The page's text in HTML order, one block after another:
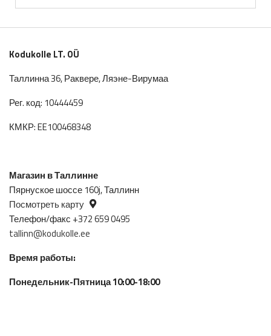
Kodukolle LT. OÜ
Таллинна 36, Раквере, Ляэне-Вирумаа
Рег. код: 10444459
КМКР: EE100468348
Магазин в Таллинне
Пярнуское шоссе 160j, Таллинн
Посмотреть карту
Телефон/факс +372 659 0495
tallinn@kodukolle.ee
Время работы:
Понедельник-Пятница 10:00-18:00